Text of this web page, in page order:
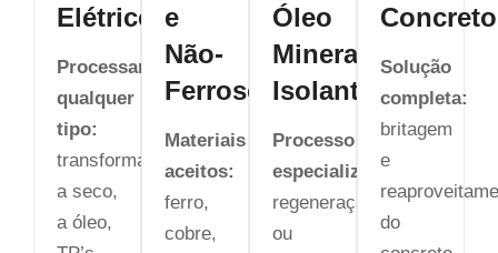
Elétricos
Processamos
qualquer
tipo:
transformadores
a seco,
a óleo,
e
Não-
Ferrosos
Materiais
aceitos:
ferro,
cobre,
Óleo
Mineral
Isolante
Processo
especializado:
regeneração
ou
Concreto
Solução
completa:
britagem
e
do